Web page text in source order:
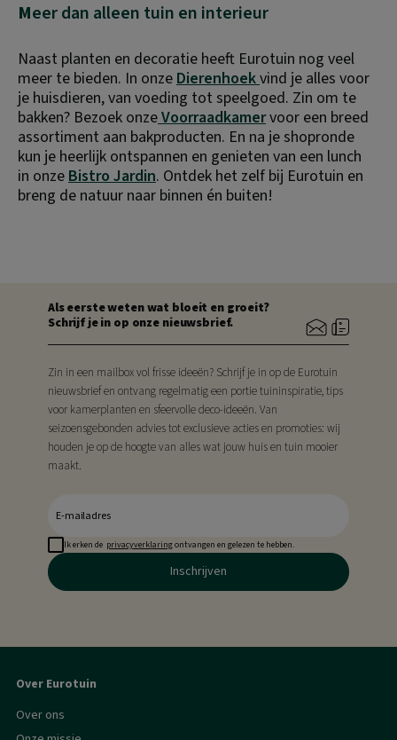
Meer dan alleen tuin en interieur
Naast planten en decoratie heeft Eurotuin nog veel
meer te bieden. In onze Dierenhoek vind je alles voor
je huisdieren, van voeding tot speelgoed. Zin om te
bakken? Bezoek onze Voorraadkamer voor een breed
assortiment aan bakproducten. En na je shopronde
kun je heerlijk ontspannen en genieten van een lunch
in onze Bistro Jardin. Ontdek het zelf bij Eurotuin en
breng de natuur naar binnen én buiten!
Als eerste weten wat bloeit en groeit?
Schrijf je in op onze nieuwsbrief.
Zin in een mailbox vol frisse ideeën? Schrijf je in op de Eurotuin
nieuwsbrief en ontvang regelmatig een portie tuininspiratie, tips
voor kamerplanten en sfeervolle deco-ideeën. Van
seizoensgebonden advies tot exclusieve acties en promoties: wij
houden je op de hoogte van alles wat jouw huis en tuin mooier
maakt.
Ik erken de privacyverklaringontvangen en gelezen te hebben.
Inschrijven
Over Eurotuin
Over ons